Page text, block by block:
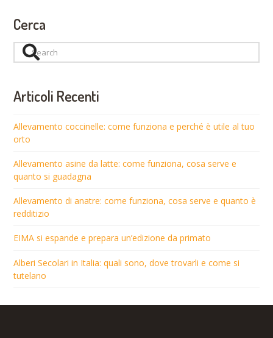
Cerca
Search
Articoli Recenti
Allevamento coccinelle: come funziona e perché è utile al tuo
orto
Allevamento asine da latte: come funziona, cosa serve e
quanto si guadagna
Allevamento di anatre: come funziona, cosa serve e quanto è
redditizio
EIMA si espande e prepara un’edizione da primato
Alberi Secolari in Italia: quali sono, dove trovarli e come si
tutelano